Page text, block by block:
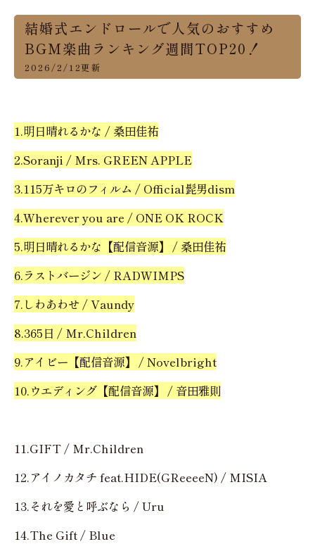
結婚式エンドロールで人気のおすすめ
BGM楽曲ランキング週間TOP20！
2026/2/12更新
1.明日晴れるかな / 桑田佳祐
2.Soranji / Mrs. GREEN APPLE
3.115万キロのフィルム / Official髭男dism
4.Wherever you are / ONE OK ROCK
5.明日晴れるかな【配信音源】 / 桑田佳祐
6.ラストバージン / RADWIMPS
7.しわあわせ / Vaundy
8.365日 / Mr.Children
9.アイビー【配信音源】 / Novelbright
10.ウエディング【配信音源】 / 音田雅則
11.GIFT / Mr.Children
12.アイノカタチ feat.HIDE(GReeeeN) / MISIA
13.それを愛と呼ぶなら / Uru
14.The Gift / Blue